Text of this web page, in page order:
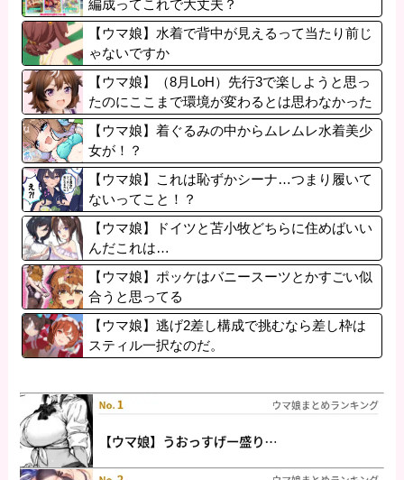
編成ってこれで大丈夫？
【ウマ娘】水着で背中が見えるって当たり前じ
ゃないですか
【ウマ娘】（8月LoH）先行3で楽しようと思っ
たのにここまで環境が変わるとは思わなかった
のだ…
【ウマ娘】着ぐるみの中からムレムレ水着美少
女が！？
【ウマ娘】これは恥ずかシーナ…つまり履いて
ないってこと！？
【ウマ娘】ドイツと苫小牧どちらに住めばいい
んだこれは…
【ウマ娘】ポッケはバニースーツとかすごい似
合うと思ってる
【ウマ娘】逃げ2差し構成で挑むなら差し枠は
スティル一択なのだ。